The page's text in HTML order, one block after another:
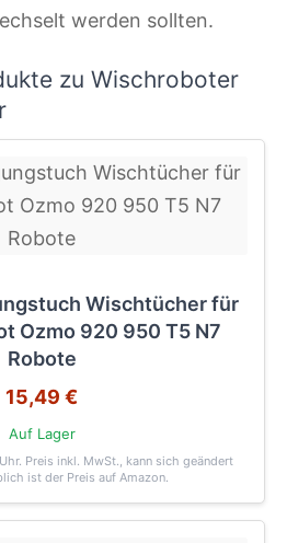
werden sollten.
zu Wischroboter
Wischtücher für
Ozmo 920 950 T5 N7
Robote
15,49 €
Auf Lager
. Preis inkl. MwSt., kann sich geändert
ist der Preis auf Amazon.